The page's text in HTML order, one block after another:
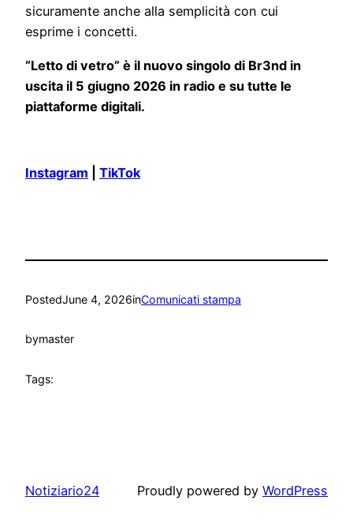
sicuramente anche alla semplicità con cui
esprime i concetti.
“Letto di vetro” è il nuovo singolo di Br3nd in
uscita il 5 giugno 2026 in radio e su tutte le
piattaforme digitali.
Instagram TikTok
PostedJune 4, 2026inComunicati stampa
bymaster
Tags:
Notiziario24 Proudly powered by WordPress